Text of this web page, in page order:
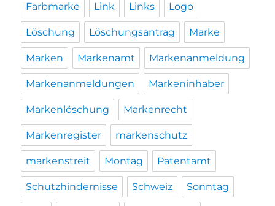
Farbmarke Link Links Logo
Löschung Löschungsantrag Marke
Marken Markenamt Markenanmeldung
Markenanmeldungen Markeninhaber
Markenlöschung Markenrecht
Markenregister markenschutz
markenstreit Montag Patentamt
Schutzhindernisse Schweiz Sonntag